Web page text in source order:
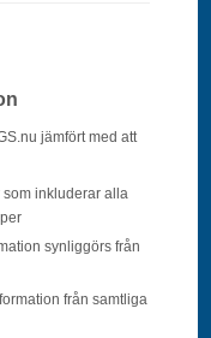
jämfört med att
som inkluderar alla
synliggörs från
från samtliga